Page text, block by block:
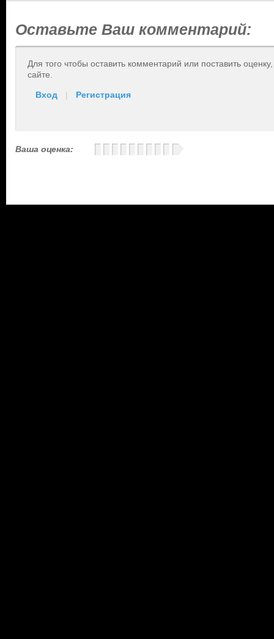
Оставьте Ваш комментарий:
Для того чтобы оставить комментарий или поставить
сайте.
Вход | Регистрация
Ваша оценка: